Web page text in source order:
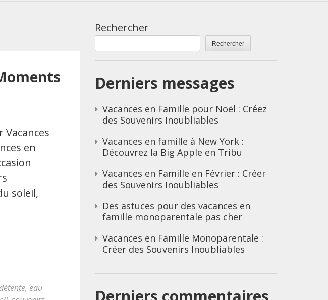
Vacances
en
soleil,
détente, eau
Rechercher
Rechercher
Derniers messages
Vacances en Famille pour Noël : Créez
des Souvenirs Inoubliables
Vacances en famille à New York :
Découvrez la Big Apple en Tribu
Vacances en Famille en Février : Créer
des Souvenirs Inoubliables
Des astuces pour des vacances en
famille monoparentale pas cher
Vacances en Famille Monoparentale :
Créer des Souvenirs Inoubliables